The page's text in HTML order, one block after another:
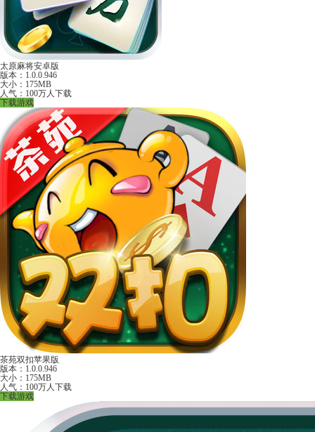
太原麻将安卓版
版本：1.0.0.946
大小：175MB
人气：100万人下载
下载游戏
茶苑双扣苹果版
版本：1.0.0.946
大小：175MB
人气：100万人下载
下载游戏